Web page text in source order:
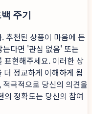
주기
추천된 상품이 마음에 든
다면 '관심 없음' 또는
표현해주세요. 이러한 상
정교하게 이해하게 됩
극적으로 당신의 의견을
의 정확도는 당신의 참여